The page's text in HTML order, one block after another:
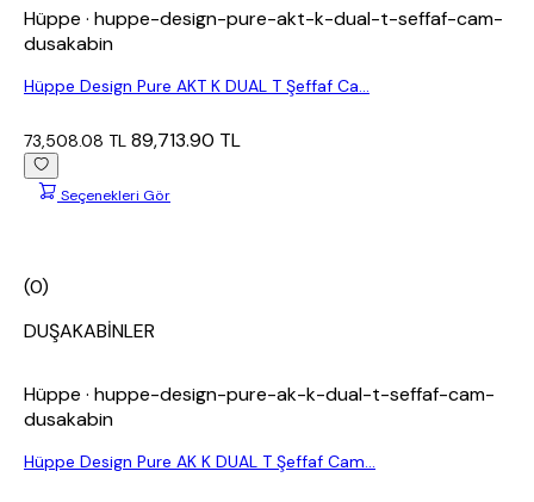
Hüppe · huppe-design-pure-akt-k-dual-t-seffaf-cam-
dusakabin
Hüppe Design Pure AKT K DUAL T Şeffaf Ca...
73,508.08 TL 89,713.90 TL
Seçenekleri Gör
(0)
DUŞAKABİNLER
Hüppe · huppe-design-pure-ak-k-dual-t-seffaf-cam-
dusakabin
Hüppe Design Pure AK K DUAL T Şeffaf Cam...